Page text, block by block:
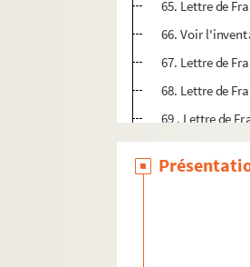
65. Lettre de
66. Voir
67. Lettre de
68. Lettre de
69 . Lettre de
70. Lettre de
71. Lettre de
72. Lettre de
73. Lettre de